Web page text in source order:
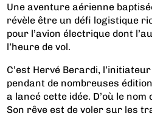
Une aventure aérienne
révèle être un défi logistique
pour l’avion électrique dont
l’heure de vol.
C’est Hervé Berardi,
pendant de nombreuses
a lancé cette idée. D’où le nom
Son rêve est de voler sur les